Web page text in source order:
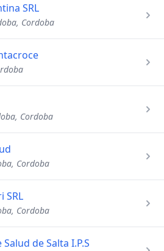
SRL
Cordoba
Cordoba
Cordoba
SRL
Cordoba
de Salta I.P.S